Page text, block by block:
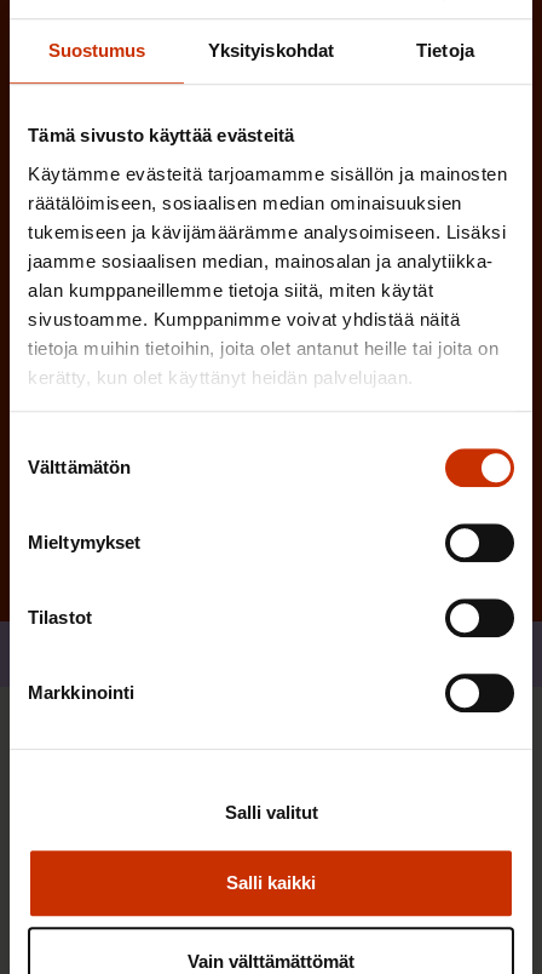
Suostumus Yksityiskohdat Tietoja
Tämä sivusto käyttää evästeitä
Käytämme evästeitä tarjoamamme sisällön ja mainosten
räätälöimiseen, sosiaalisen median ominaisuuksien
tukemiseen ja kävijämäärämme analysoimiseen. Lisäksi
jaamme sosiaalisen median, mainosalan ja analytiikka-
alan kumppaneillemme tietoja siitä, miten käytät
sivustoamme. Kumppanimme voivat yhdistää näitä
tietoja muihin tietoihin, joita olet antanut heille tai joita on
kerätty, kun olet käyttänyt heidän palvelujaan.
valinta
Välttämätön
Mieltymykset
Tilastot
Markkinointi
Salli kaikki
Salli valitut
Vain välttämättömät
i
n
)
a
o
Tilaa
Sinua saattaa myös kiinnostaa